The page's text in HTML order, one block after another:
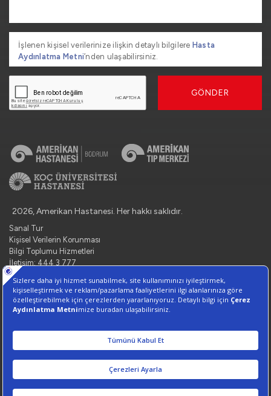
İşlenen kişisel verilerinize ilişkin detaylı bilgilere Hasta
Aydınlatma Metni’nden ulaşabilirsiniz.
GÖNDER
2026, Amerikan Hastanesi. Her hakkı saklıdır.
Sanal Tur
Kişisel Verilerin Korunması
Bilgi Toplumu Hizmetleri
İletişim: 444 3 777
Çerez Tercihlerini Yönetin